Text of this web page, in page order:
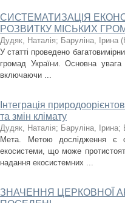
СИСТЕМАТИЗАЦІЯ
РОЗВИТКУ МІСЬКИХ
Дудяк, Наталія; Баруліна, Ірина (
У статті проведено
громад України. Основна увага
включаючи ...
Інтеграція
та змін клімату
Дудяк, Наталія; Баруліна, Ірина;
Мета. Метою дослідження є
екосистеми, що може
надання екосистемних ...
ЗНАЧЕННЯ ЦЕРКОВНОЇ